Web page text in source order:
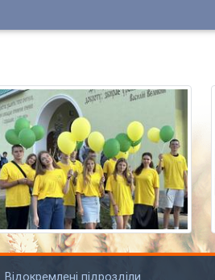
Відокремлені підрозділи